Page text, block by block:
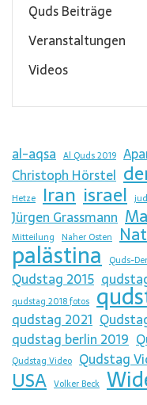
Quds Beiträge
Veranstaltungen
Videos
al-aqsa Al Quds 2019
Christoph Hörstel
Hetze Iran israel
Jürgen Grassmann
Mitteilung Naher Osten
palästina Quds-
Qudstag 2015
qudstag 2018 fotos
qudstag 2021
qudstag berlin 2019
Qudstag Video Qudstag
USA Volker Beck